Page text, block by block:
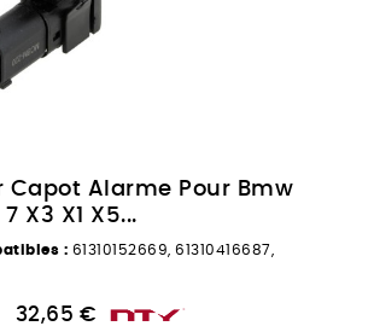
Capot Alarme Pour Bmw
X3 X1 X5...
: 61310152669, 61310416687,
32,65 €